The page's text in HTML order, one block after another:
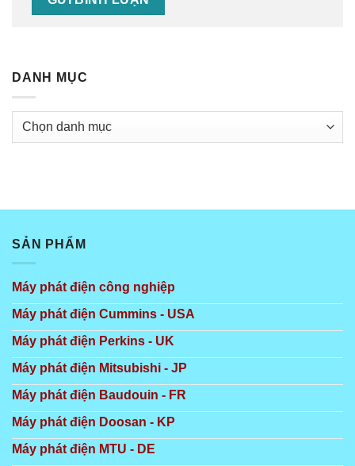
DANH MỤC
Danh
SẢN PHẨM
Máy phát điện công nghiệp
Máy phát điện Cummins - USA
Máy phát điện Perkins - UK
Máy phát điện Mitsubishi - JP
Máy phát điện Baudouin - FR
Máy phát điện Doosan - KP
Máy phát điện MTU - DE